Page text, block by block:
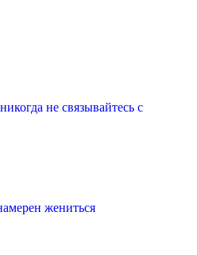
не связывайтесь с
жениться